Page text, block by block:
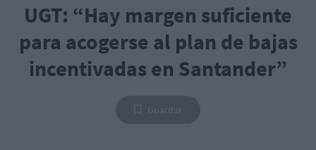
UGT: “Hay margen suficiente
para acogerse al plan de bajas
incentivadas en Santander”